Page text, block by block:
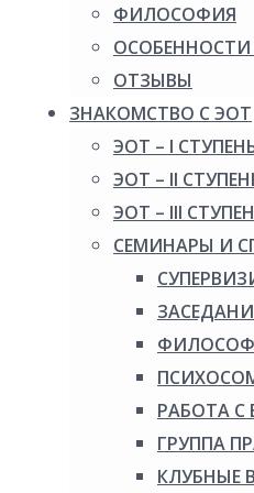
ФИЛОСОФИЯ
ОСОБЕННОСТИ
ОТЗЫВЫ
ЗНАКОМСТВО С ЭОТ
ЭОТ – I
ЭОТ – II
ЭОТ – III
СЕМИНАРЫ И
РАБОТА С
ГРУППА
КЛУБНЫЕ